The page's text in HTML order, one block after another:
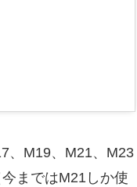
、M19、M21、M23
まではM21しか使